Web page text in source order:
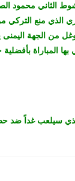
الثاني محمود
الذي منع التركي
من الجهة اليمنى
الذي سيلعب غداً ضد